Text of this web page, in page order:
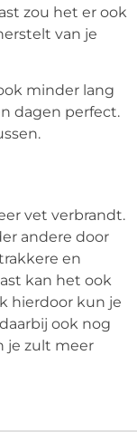
zou het er ook
van je
minder lang
dagen perfect.
vet verbrandt.
andere door
en
kan het ook
hierdoor kun je
ook nog
je zult meer